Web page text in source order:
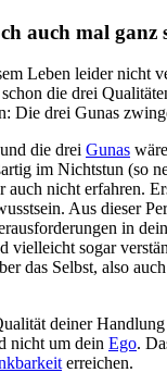
auch mal ganz
Leben leider nicht
die drei
Die drei Gunas
die drei Gunas
im Nichtstun (so
auch nicht erfahren.
Aus dieser
in
vielleicht sogar
das Selbst, also
deiner
nicht um dein Ego.
erreichen.